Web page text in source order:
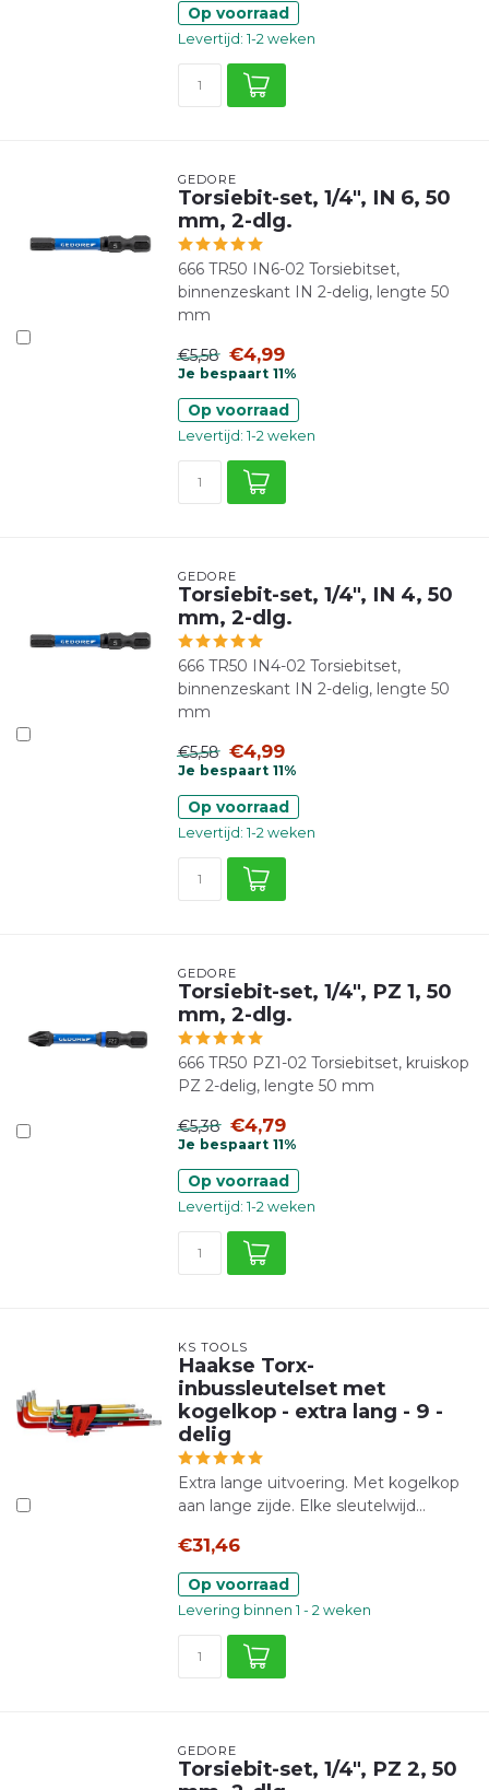
Op voorraad
Levertijd: 1-2 weken
GEDORE
Torsiebit-set, 1/4", IN 6, 50
mm, 2-dlg.
666 TR50 IN6-02 Torsiebitset,
binnenzeskant IN 2-delig, lengte 50
mm
€5,58 €4,99
Je bespaart 11%
Op voorraad
Levertijd: 1-2 weken
GEDORE
Torsiebit-set, 1/4", IN 4, 50
mm, 2-dlg.
666 TR50 IN4-02 Torsiebitset,
binnenzeskant IN 2-delig, lengte 50
mm
€5,58 €4,99
Je bespaart 11%
Op voorraad
Levertijd: 1-2 weken
GEDORE
Torsiebit-set, 1/4", PZ 1, 50
mm, 2-dlg.
666 TR50 PZ1-02 Torsiebitset, kruiskop
PZ 2-delig, lengte 50 mm
€5,38 €4,79
Je bespaart 11%
Op voorraad
Levertijd: 1-2 weken
KS TOOLS
Haakse Torx-
inbussleutelset met
kogelkop - extra lang - 9 -
delig
Extra lange uitvoering. Met kogelkop
aan lange zijde. Elke sleutelwijd...
€31,46
Op voorraad
Levering binnen 1 - 2 weken
GEDORE
Torsiebit-set, 1/4", PZ 2, 50